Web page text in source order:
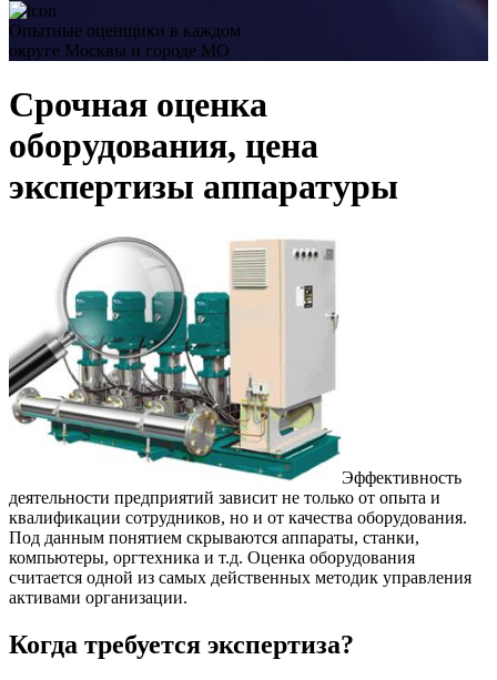
Опытные оценщики в каждом
округе Москвы и городе МО
Срочная оценка
оборудования, цена
экспертизы аппаратуры
Эффективность
деятельности предприятий зависит не только от опыта и
квалификации сотрудников, но и от качества оборудования.
Под данным понятием скрываются аппараты, станки,
компьютеры, оргтехника и т.д. Оценка оборудования
считается одной из самых действенных методик управления
активами организации.
Когда требуется экспертиза?